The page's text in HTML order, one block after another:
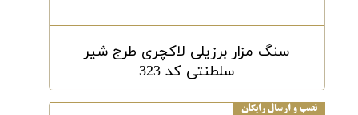
سنگ مزار برزیلی لاکچری طرج شیر
سلطنتی کد 323
نصب و ارسال رایگان